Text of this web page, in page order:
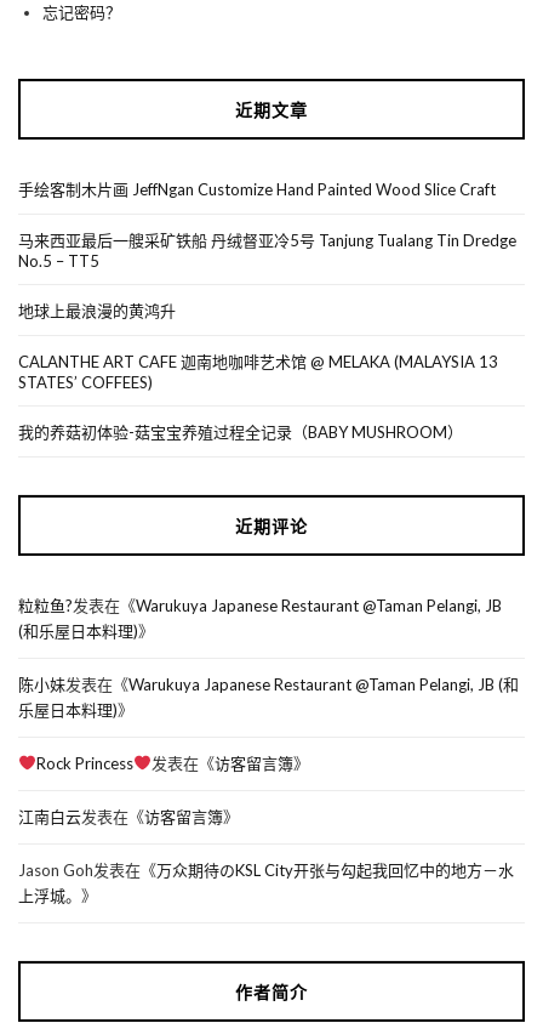
忘记密码？
近期文章
手绘客制木片画 JeffNgan Customize Hand Painted Wood Slice Craft
马来西亚最后一艘采矿铁船 丹绒督亚冷5号 Tanjung Tualang Tin Dredge
No.5 – TT5
地球上最浪漫的黄鸿升
CALANTHE ART CAFE 迦南地咖啡艺术馆 @ MELAKA (MALAYSIA 13
STATES’ COFFEES)
我的养菇初体验-菇宝宝养殖过程全记录（BABY MUSHROOM）
近期评论
粒粒鱼?发表在《Warukuya Japanese Restaurant @Taman Pelangi, JB
(和乐屋日本料理)》
陈小妹发表在《Warukuya Japanese Restaurant @Taman Pelangi, JB (和
乐屋日本料理)》
Rock Princess 发表在《访客留言簿》
江南白云发表在《访客留言簿》
Jason Goh发表在《万众期待のKSL City开张与勾起我回忆中的地方－水
上浮城。 》
作者简介